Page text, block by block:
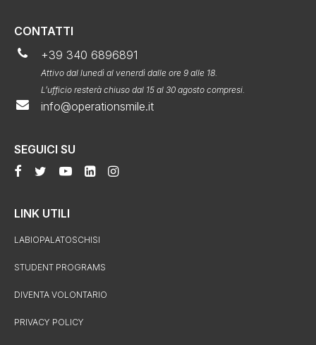
CONTATTI
+39 340 6896891
Attivo dal lunedì al venerdì dalle ore 9 alle 18.
L’ufficio resterà chiuso dal 15 al 30 agosto compresi.
info@operationsmile.it
SEGUICI SU
LINK UTILI
LABIOPALATOSCHISI
STUDENT PROGRAMS
DIVENTA VOLONTARIO
PRIVACY POLICY